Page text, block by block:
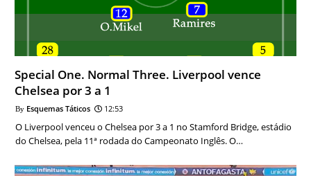
Special One. Normal Three. Liverpool vence
Chelsea por 3 a 1
Esquemas Táticos 12:53
O Liverpool venceu o Chelsea por 3 a 1 no Stamford Bridge, estádio
do Chelsea, pela 11ª rodada do Campeonato Inglês. O…